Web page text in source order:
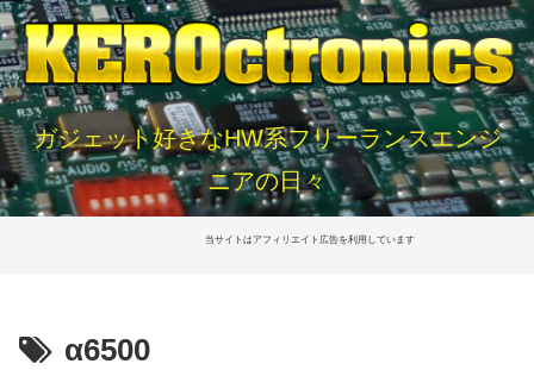
ガジェット好きなHW系フリーランスエンジ
ニアの日々
当サイトはアフィリエイト広告を利用しています
α6500